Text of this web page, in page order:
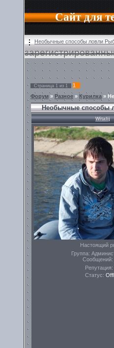
Сайт для
Необычные способы ловли
Страница 1 из 1
1
Форум » Разное » Курилка »
Необычные способы
Witalij
Настоящий
Группа:
Сообщений:
Репутация:
Статус: